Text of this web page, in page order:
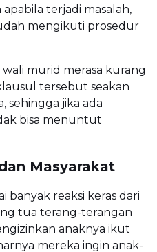
apabila terjadi masalah,
mengikuti prosedur
murid merasa kurang
tersebut seakan
sehingga jika ada
bisa menuntut
Masyarakat
banyak reaksi keras dari
tua terang-terangan
anaknya ikut
mereka ingin anak-